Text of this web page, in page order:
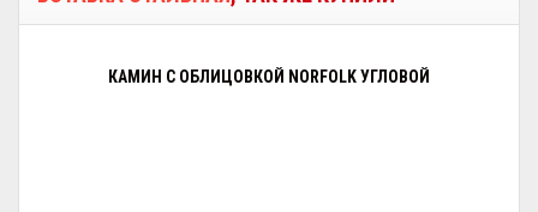
КАМИН С ОБЛИЦОВКОЙ NORFOLK УГЛОВОЙ